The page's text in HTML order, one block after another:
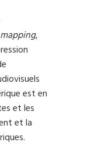
mapping,
est en
et les
et la